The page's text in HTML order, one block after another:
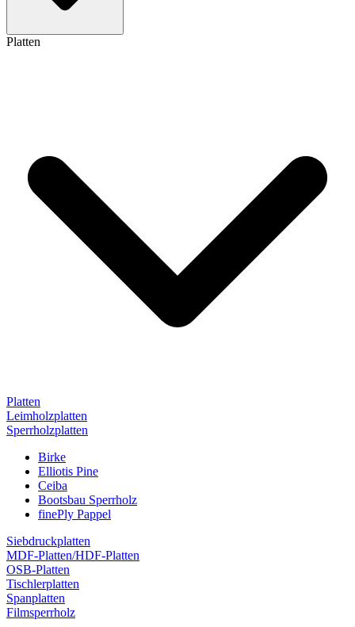
Platten
Platten
Leimholzplatten
Sperrholzplatten
Birke
Elliotis Pine
Ceiba
Bootsbau Sperrholz
finePly Pappel
Siebdruckplatten
MDF-Platten/HDF-Platten
OSB-Platten
Tischlerplatten
Spanplatten
Filmsperrholz